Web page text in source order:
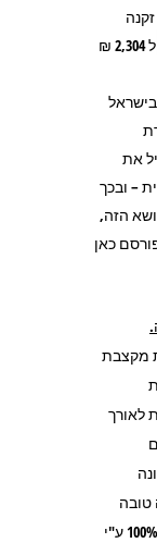
מהמוסד לביטוח לאומי – שיעורה מגיע ל 2,304 ₪
את
– ובכך
הזה,
כאן
.
מקצבת
לאורך
טובה
יותר, ואף להגיע ליחס תחלופה גדול מ 100% ע"י